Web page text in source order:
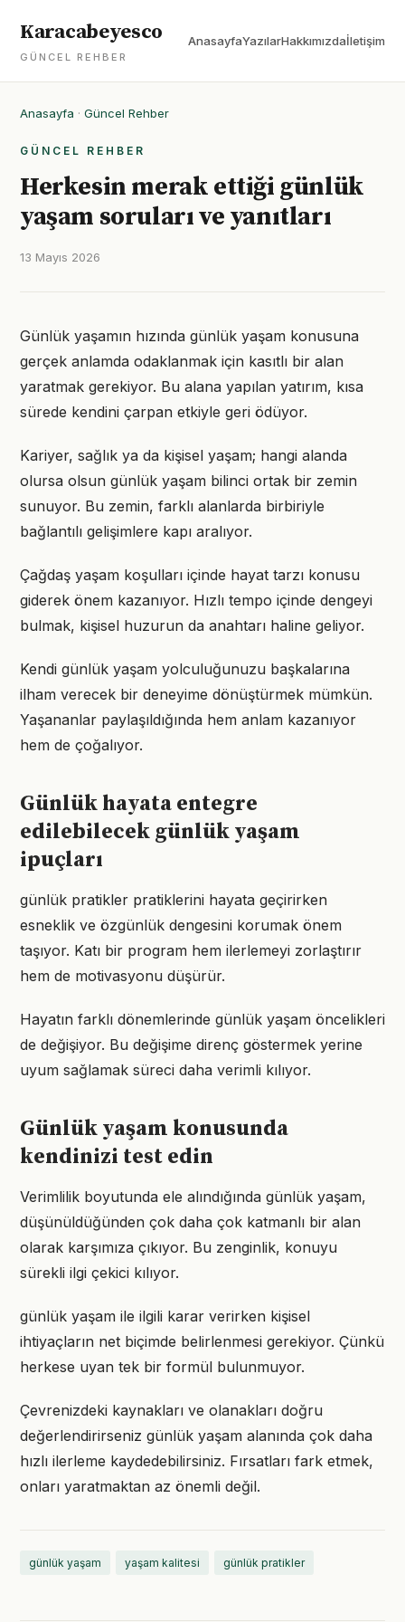
Karacabeyesco
GÜNCEL REHBER
AnasayfaYazılarHakkımızdaİletişim
Anasayfa · Güncel Rehber
GÜNCEL REHBER
Herkesin merak ettiği günlük
yaşam soruları ve yanıtları
13 Mayıs 2026
Günlük yaşamın hızında günlük yaşam konusuna
gerçek anlamda odaklanmak için kasıtlı bir alan
yaratmak gerekiyor. Bu alana yapılan yatırım, kısa
sürede kendini çarpan etkiyle geri ödüyor.
Kariyer, sağlık ya da kişisel yaşam; hangi alanda
olursa olsun günlük yaşam bilinci ortak bir zemin
sunuyor. Bu zemin, farklı alanlarda birbiriyle
bağlantılı gelişimlere kapı aralıyor.
Çağdaş yaşam koşulları içinde hayat tarzı konusu
giderek önem kazanıyor. Hızlı tempo içinde dengeyi
bulmak, kişisel huzurun da anahtarı haline geliyor.
Kendi günlük yaşam yolculuğunuzu başkalarına
ilham verecek bir deneyime dönüştürmek mümkün.
Yaşananlar paylaşıldığında hem anlam kazanıyor
hem de çoğalıyor.
Günlük hayata entegre
edilebilecek günlük yaşam
ipuçları
günlük pratikler pratiklerini hayata geçirirken
esneklik ve özgünlük dengesini korumak önem
taşıyor. Katı bir program hem ilerlemeyi zorlaştırır
hem de motivasyonu düşürür.
Hayatın farklı dönemlerinde günlük yaşam öncelikleri
de değişiyor. Bu değişime direnç göstermek yerine
uyum sağlamak süreci daha verimli kılıyor.
Günlük yaşam konusunda
kendinizi test edin
Verimlilik boyutunda ele alındığında günlük yaşam,
düşünüldüğünden çok daha çok katmanlı bir alan
olarak karşımıza çıkıyor. Bu zenginlik, konuyu
sürekli ilgi çekici kılıyor.
günlük yaşam ile ilgili karar verirken kişisel
ihtiyaçların net biçimde belirlenmesi gerekiyor. Çünkü
herkese uyan tek bir formül bulunmuyor.
Çevrenizdeki kaynakları ve olanakları doğru
değerlendirirseniz günlük yaşam alanında çok daha
hızlı ilerleme kaydedebilirsiniz. Fırsatları fark etmek,
onları yaratmaktan az önemli değil.
günlük yaşam yaşam kalitesi günlük pratikler